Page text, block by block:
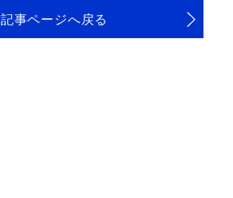
記事ページへ戻る